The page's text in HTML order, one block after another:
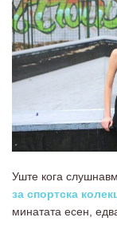
Уште кога
за спортска
минатата есен,